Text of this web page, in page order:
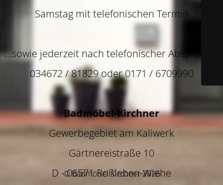
Samstag mit telefonischen Termin
...sowie jederzeit nach telefonischer Absprache!
034672 / 81829 oder 0171 / 6709990
Badmöbel-Kirchner
Gewerbegebiet am Kaliwerk
Gärtnereistraße 10
D - 06571 Roßleben-Wiehe
© Badmöbel Kirchner 2026